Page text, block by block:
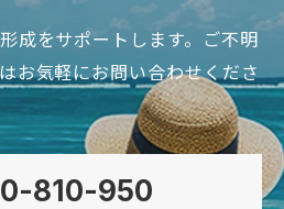
成をサポートします。 ご不明
お気軽にお問い合わせくださ
810-950